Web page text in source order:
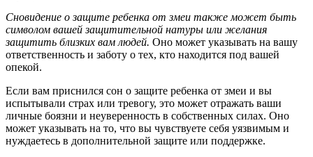
Сновидение о защите ребенка от змеи также может быть
символом вашей защитительной натуры или желания
защитить близких вам людей. Оно может указывать на вашу
ответственность и заботу о тех, кто находится под вашей
опекой.
Если вам приснился сон о защите ребенка от змеи и вы
испытывали страх или тревогу, это может отражать ваши
личные боязни и неуверенность в собственных силах. Оно
может указывать на то, что вы чувствуете себя уязвимым и
нуждаетесь в дополнительной защите или поддержке.